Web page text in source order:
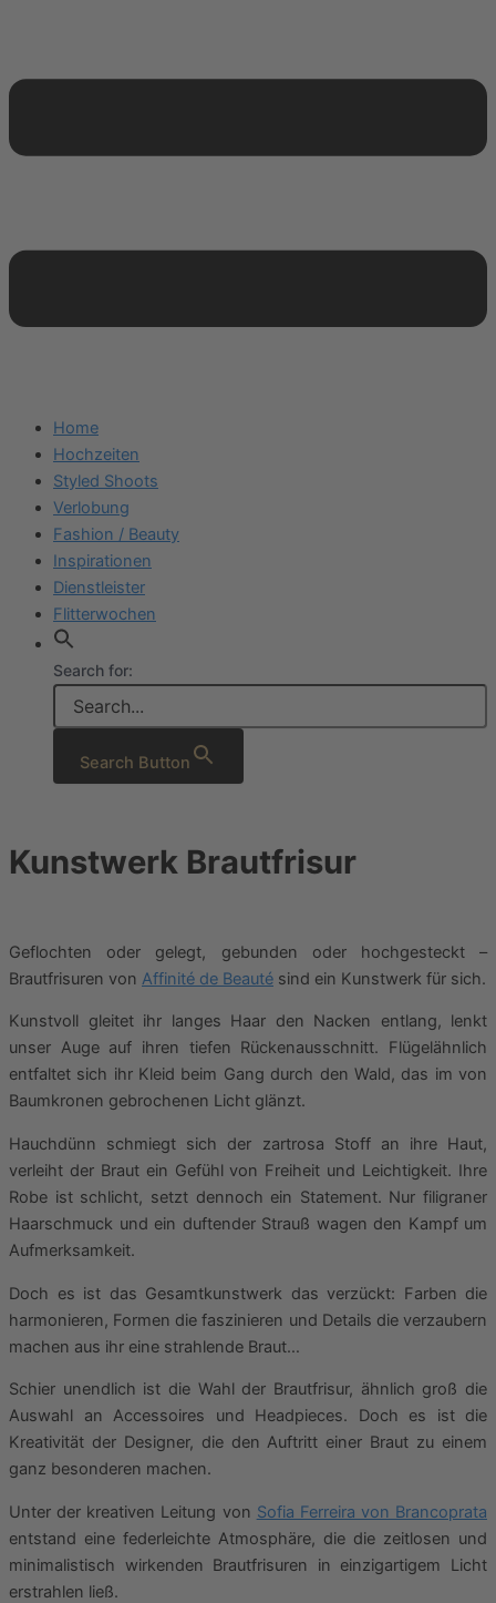
Home
Hochzeiten
Styled Shoots
Verlobung
Fashion / Beauty
Inspirationen
Dienstleister
Flitterwochen
Search for:
Search Button
Kunstwerk Brautfrisur
Geflochten oder gelegt, gebunden oder hochgesteckt –
Brautfrisuren von Affinité de Beauté sind ein Kunstwerk für sich.
Kunstvoll gleitet ihr langes Haar den Nacken entlang, lenkt
unser Auge auf ihren tiefen Rückenausschnitt. Flügelähnlich
entfaltet sich ihr Kleid beim Gang durch den Wald, das im von
Baumkronen gebrochenen Licht glänzt.
Hauchdünn schmiegt sich der zartrosa Stoff an ihre Haut,
verleiht der Braut ein Gefühl von Freiheit und Leichtigkeit. Ihre
Robe ist schlicht, setzt dennoch ein Statement. Nur filigraner
Haarschmuck und ein duftender Strauß wagen den Kampf um
Aufmerksamkeit.
Doch es ist das Gesamtkunstwerk das verzückt: Farben die
harmonieren, Formen die faszinieren und Details die verzaubern
machen aus ihr eine strahlende Braut…
Schier unendlich ist die Wahl der Brautfrisur, ähnlich groß die
Auswahl an Accessoires und Headpieces. Doch es ist die
Kreativität der Designer, die den Auftritt einer Braut zu einem
ganz besonderen machen.
Unter der kreativen Leitung von Sofia Ferreira von Brancoprata
entstand eine federleichte Atmosphäre, die die zeitlosen und
minimalistisch wirkenden Brautfrisuren in einzigartigem Licht
erstrahlen ließ.